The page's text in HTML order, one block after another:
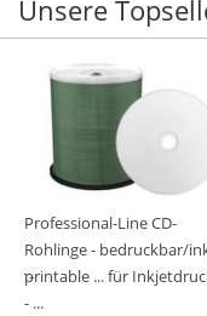
Unsere
Professional-Line CD-
Rohlinge - bedruckbar/
printable ... für
- ...
-
-